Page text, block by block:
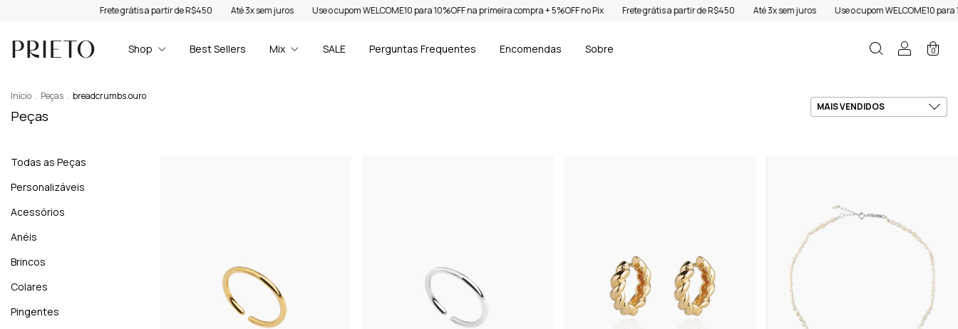
Frete grátis a partir de R$450 Até 3x sem juros Use o cupom WELCOME10 para 10%OFF na primeira compra + 5%OFF no Pix Frete grátis a partir de R$450 Até 3x sem juros Use o cupom WELCOME10 para 10%OFF na primeira
Shop Best Sellers Mix SALE Perguntas Frequentes Encomendas Sobre 0
Início . Peças . breadcrumbs.ouro
Peças
Todas as Peças
Personalizáveis
Acessórios
Anéis
Brincos
Colares
Pingentes